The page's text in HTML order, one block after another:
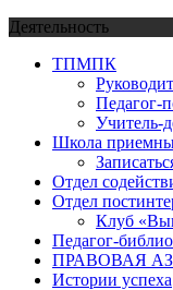
Деятельность
ТПМПК
Педагог-
Учитель-
Школа
Отдел
Отдел
Клуб
Педагог-
ПРАВОВАЯ
Истории успеха